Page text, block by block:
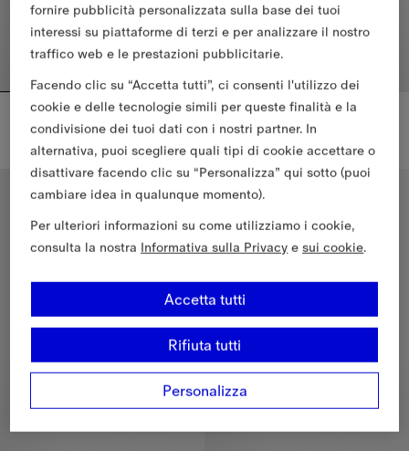
Cardigan Tea Party in misto cotone
€515.00
Cardigan Tea Party in misto cotone, €515.00
Pullover in misto lana London Bear
€515.00
Pullover in misto lana London
4-14 anni 4-14 anni
fornire pubblicità personalizzata sulla base dei tuoi
interessi su piattaforme di terzi e per analizzare il nostro
traffico web e le prestazioni pubblicitarie.
Facendo clic su “Accetta tutti”, ci consenti l'utilizzo dei
cookie e delle tecnologie simili per queste finalità e la
condivisione dei tuoi dati con i nostri partner. In
alternativa, puoi scegliere quali tipi di cookie accettare o
disattivare facendo clic su “Personalizza” qui sotto (puoi
cambiare idea in qualunque momento).
Per ulteriori informazioni su come utilizziamo i cookie,
consulta la nostraInformativa sulla Privacy esui cookie.
Personalizza
Rifiuta tutti
Accetta tutti